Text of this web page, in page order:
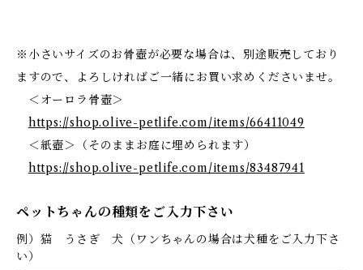
※小さいサイズのお骨壺が必要な場合は、別途販売しており
ますので、よろしければご一緒にお買い求めくださいませ。
＜オーロラ骨壺＞
https://shop.olive-petlife.com/items/66411049
＜紙壺＞（そのままお庭に埋められます）
https://shop.olive-petlife.com/items/83487941
ペットちゃんの種類をご入力下さい
例）猫 うさぎ 犬（ワンちゃんの場合は犬種をご入力下さ
い）